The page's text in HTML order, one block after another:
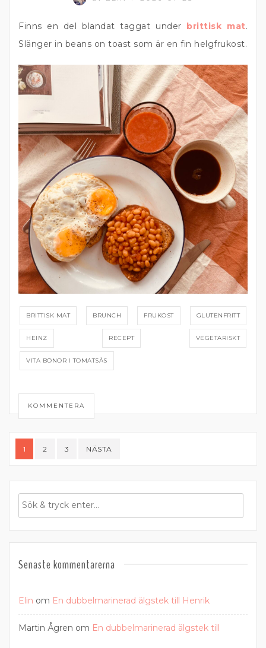
Finns en del blandat taggat under brittisk mat.
Slänger in beans on toast som är en fin helgfrukost.
BRITTISK MAT BRUNCH FRUKOST GLUTENFRITT
HEINZ RECEPT VEGETARISKT
VITA BÖNOR I TOMATSÅS
KOMMENTERA
Sidnumrering
för
1 2 3 NÄSTA
Senaste kommentarerna
Elin om En dubbelmarinerad älgstek till Henrik
Martin Ågren om En dubbelmarinerad älgstek till